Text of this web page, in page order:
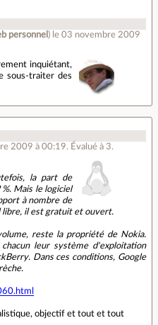
personnel ) le 03 novembre 2009
inquiétant,
sous-traiter des
2009 à 00:19. Évalué à 3.
la part de
Mais le logiciel
à nombre de
libre, il est gratuit et ouvert.
reste la propriété de Nokia.
leur système d'exploitation
Dans ces conditions, Google
objectif et tout et tout